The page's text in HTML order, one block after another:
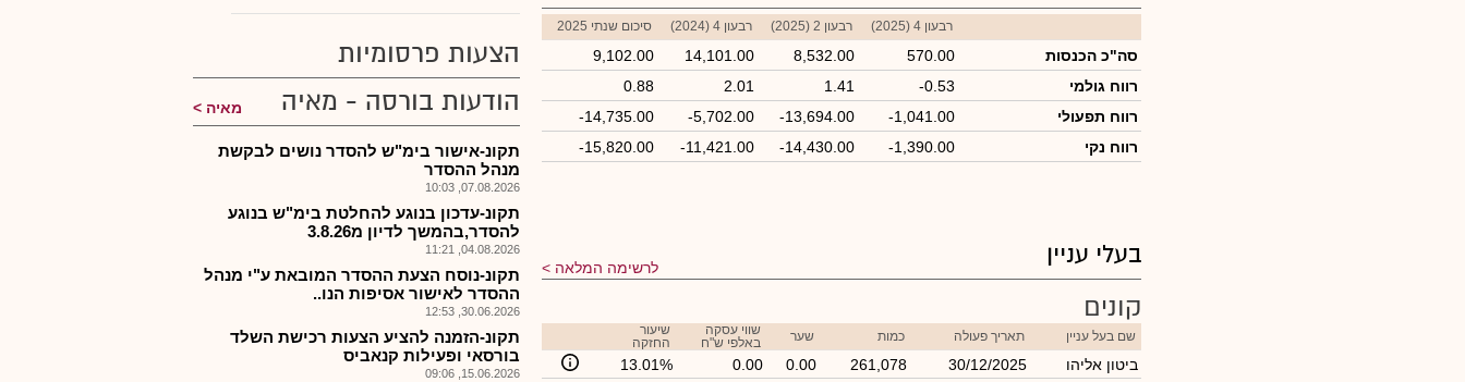
רבעון 4 (2025) רבעון 2 (2025) רבעון 4 (2024) סיכום שנתי 2025
סה"כ הכנסות 570.00
8,532.00
14,101.00
9,102.00
רווח גולמי
-0.53
1.41
2.01
0.88
רווח תפעולי
-1,041.00
-13,694.00
-5,702.00
-14,735.00
רווח נקי
-1,390.00
-14,430.00
-11,421.00
-15,820.00
בעלי עניין לרשימה המלאה
קונים
שם בעל עניין תאריך פעולה כמות שער
שווי עסקה
באלפי ש"ח
שיעור
החזקה
ביטון אליהו 30/12/2025
261,078
0.00
0.00
13.01%
הצעות פרסומיות
הודעות בורסה - מאיה
מאיה
תקונ-אישור בימ"ש להסדר נושים לבקשת
מנהל ההסדר
07.08.2026, 10:03
תקונ-עדכון בנוגע להחלטת בימ"ש בנוגע
להסדר,בהמשך לדיון מ3.8.26
04.08.2026, 11:21
תקונ-נוסח הצעת ההסדר המובאת ע"י מנהל
ההסדר לאישור אסיפות הנו..
30.06.2026, 12:53
תקונ-הזמנה להציע הצעות רכישת השלד
בורסאי ופעילות קנאביס
15.06.2026, 09:06